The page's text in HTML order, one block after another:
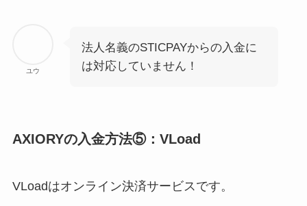
ユウ
法人名義のSTICPAYからの入金に
は対応していません！
AXIORYの入金方法⑤：VLoad
VLoadはオンライン決済サービスです。